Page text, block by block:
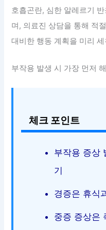
호흡곤란, 심한 알레르기
며, 의료진 상담을 통해 적
대비한 행동 계획을 미리
부작용 발생 시 가장 먼저
체크 포인트
부작용 증상
기
경증은 휴식
중증 증상은